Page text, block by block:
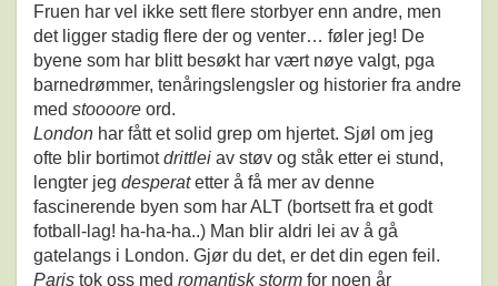
Fruen har vel ikke sett flere storbyer enn andre, men
det ligger stadig flere der og venter… føler jeg! De
byene som har blitt besøkt har vært nøye valgt, pga
barnedrømmer, tenåringslengsler og historier fra andre
med stoooore ord.
London har fått et solid grep om hjertet. Sjøl om jeg
ofte blir bortimotdrittlei av støv og ståk etter ei stund,
lengter jeg desperatetter å få mer av denne
fascinerende byen som har ALT (bortsett fra et godt
fotball-lag! ha-ha-ha..) Man blir aldri lei av å gå
gatelangs i London. Gjør du det, er det din egen feil.
Paris tok oss med romantisk storm for noen år